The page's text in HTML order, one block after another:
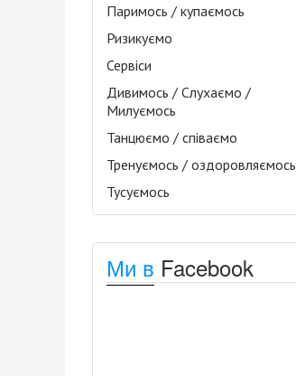
Паримось / купаємось
Ризикуємо
Сервіси
Дивимось / Слухаємо /
Милуємось
Танцюємо / співаємо
Тренуємось / оздоровляємось
Тусуємось
Ми в Facebook